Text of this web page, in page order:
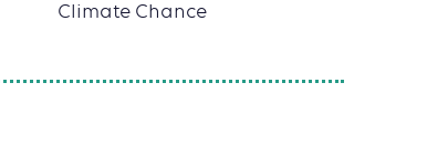
Climate Chance